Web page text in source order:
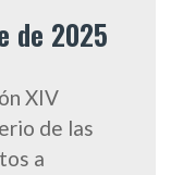
de 2025
XIV
de las
a